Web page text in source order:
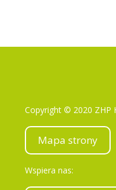
Copyright © 2020 ZHP
Mapa strony
Wspiera nas: